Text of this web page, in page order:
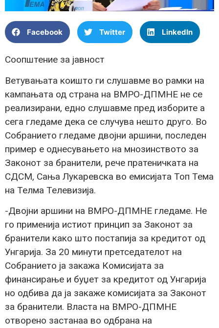
Facebook Twitter LinkedIn
Соопштение за јавност
Ветувањата коишто ги слушавме во рамки на
кампањата од страна на ВМРО-ДПМНЕ не се
реализирани, едно слушавме пред изборите а
сега гледаме дека се случува нешто друго. Во
Собранието гледаме двојни аршини, последен
пример е однесувањето на мнозинството за
Законот за бранители, рече пратеничката на
СДСМ, Сања Лукаревска во емисијата Топ Тема
на Телма Телевизија.
-Двојни аршини на ВМРО-ДПМНЕ гледаме. Не
го применија истиот принцип за Законот за
бранители како што постапија за кредитот од
Унгарија. За 20 минути претседателот на
Собранието ја закажа Комисијата за
финансирање и буџет за кредитот од Унгарија
но одбива да ја закаже комисијата за Законот
за бранители. Власта на ВМРО-ДПМНЕ
отворено застанаа во одбрана на